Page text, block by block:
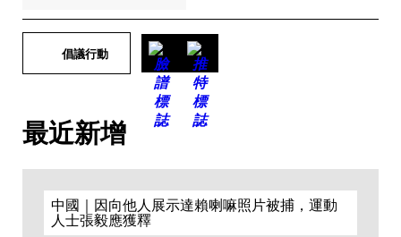
倡議行動
最近新增
中國｜因向他人展示達賴喇嘛照片被捕，運動
人士張毅應獲釋